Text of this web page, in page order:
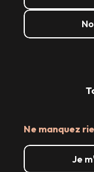
Ne manquez
Je